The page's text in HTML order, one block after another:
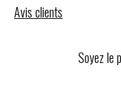
Avis clients
Soyez le